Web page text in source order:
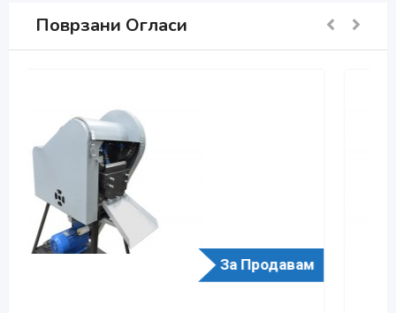
Поврзани Огласи
За Продавам